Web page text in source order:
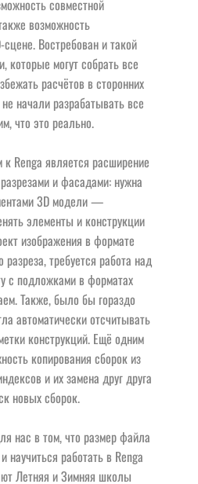
совместной
возможность
сцене. Востребован и такой
которые могут собрать все
расчётов в сторонних
начали разрабатывать все
что это реально.
Renga является расширение
и фасадами: нужна
3D модели —
элементы и конструкции
изображения в формате
разреза, требуется работа над
с подложками в форматах
Также, было бы гораздо
автоматически отсчитывать
конструкций. Ещё одним
копирования сборок из
и их замена друг друга
новых сборок.
нас в том, что размер файла
научиться работать в Renga
Летняя и Зимняя школы